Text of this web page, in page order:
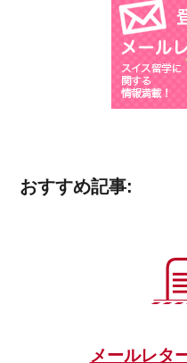
おすすめ記事:
メールレタ